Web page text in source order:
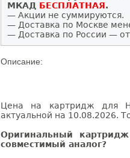
МКАД БЕСПЛАТНАЯ.
— Акции не суммируются.
— Доставка по Москве
— Доставка по России —
Описание:
Цена на картридж для
актуальной на 10.08.2026.
Оригинальный
совместимый аналог?